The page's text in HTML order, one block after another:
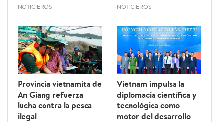
NOTICIEROS NOTICIEROS
Provincia vietnamita de
An Giang refuerza
lucha contra la pesca
ilegal
Vietnam impulsa la
diplomacia científica y
tecnológica como
motor del desarrollo